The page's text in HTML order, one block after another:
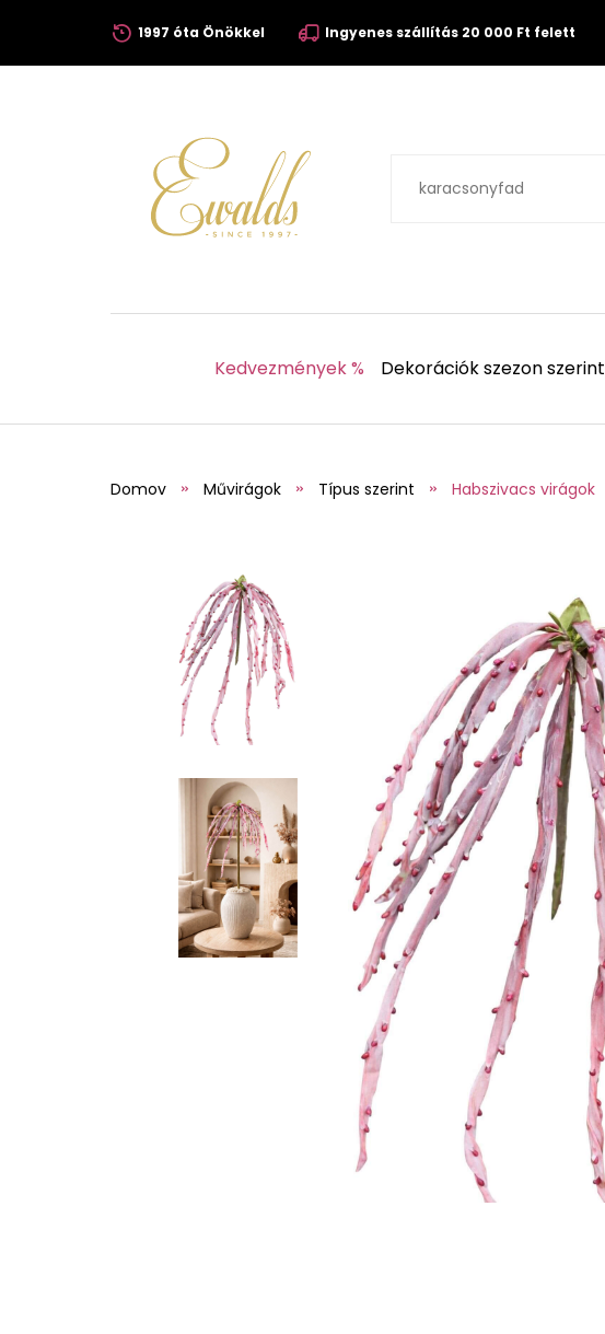
1997 óta Önökkel Ingyenes szállítás 20 000 Ft felett
Kedvezmények % Dekorációk szezon szerint
Domov Művirágok Típus szerint Habszivacs virágok